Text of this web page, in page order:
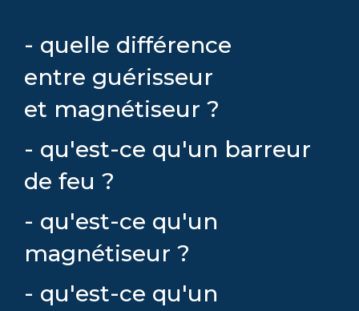
- quelle différence
entre guérisseur
et magnétiseur ?
- qu'est-ce qu'un barreur
de feu ?
- qu'est-ce qu'un
magnétiseur ?
- qu'est-ce qu'un